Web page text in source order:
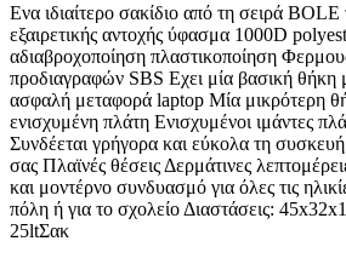
Ενα ιδιαίτερο σακίδιο από τη σειρά
εξαιρετικής αντοχής ύφασμα 1000D
αδιαβροχοποίηση πλαστικοποίηση
προδιαγραφών SBS Εχει μία βασική θήκη
ασφαλή μεταφορά laptop Μία μικρότερη
ενισχυμένη πλάτη Ενισχυμένοι ιμάντες
Συνδέεται γρήγορα και εύκολα τη
σας Πλαϊνές θέσεις Δερμάτινες
και μοντέρνο συνδυασμό για όλες τις
πόλη ή για το σχολείο Διαστάσεις:
25ltΣακ